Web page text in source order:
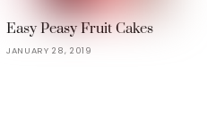
Easy Peasy Fruit Cakes
JANUARY 28, 2019